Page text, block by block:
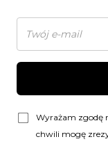
Wyrażam zgodę
chwili mogę